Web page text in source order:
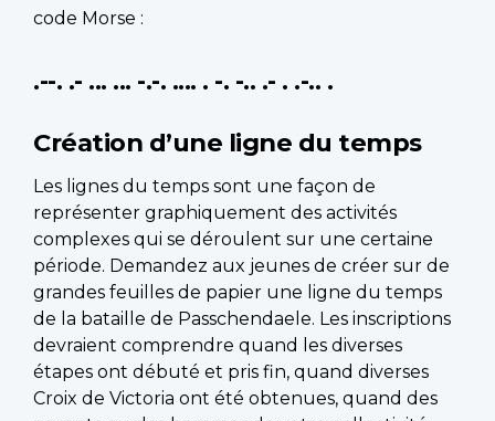
code Morse :
.--. .- ... ... -.-. .... . -. -.. .- . .-.. .
Création d’une ligne du temps
Les lignes du temps sont une façon de
représenter graphiquement des activités
complexes qui se déroulent sur une certaine
période. Demandez aux jeunes de créer sur de
grandes feuilles de papier une ligne du temps
de la bataille de Passchendaele. Les inscriptions
devraient comprendre quand les diverses
étapes ont débuté et pris fin, quand diverses
Croix de Victoria ont été obtenues, quand des